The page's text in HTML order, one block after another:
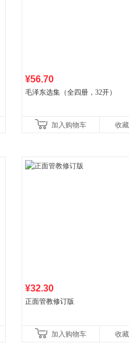
¥56.70
毛泽东选集（全四册，32开）
加入购物车 收藏
¥32.30
正面管教修订版
加入购物车 收藏